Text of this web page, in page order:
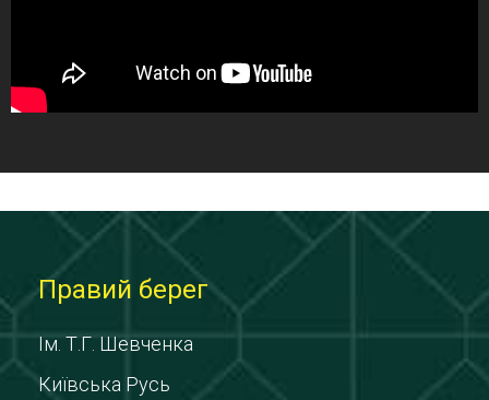
Правий берег
Ім. Т.Г. Шевченка
Київська Русь